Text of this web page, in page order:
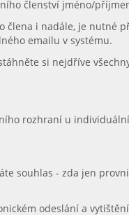
členství jméno/
člena i nadále, je nutné
emailu v systému.
si nejdříve
rozhraní u
souhlas - zda jen
odeslání a